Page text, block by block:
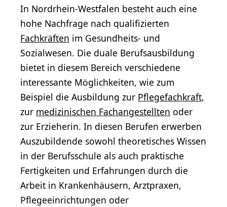
In Nordrhein-Westfalen besteht auch eine
hohe Nachfrage nach qualifizierten
Fachkräften im Gesundheits- und
Sozialwesen. Die duale Berufsausbildung
bietet in diesem Bereich verschiedene
interessante Möglichkeiten, wie zum
Beispiel die Ausbildung zur Pflegefachkraft,
zur medizinischen Fachangestellten oder
zur Erzieherin. In diesen Berufen erwerben
Auszubildende sowohl theoretisches Wissen
in der Berufsschule als auch praktische
Fertigkeiten und Erfahrungen durch die
Arbeit in Krankenhäusern, Arztpraxen,
Pflegeeinrichtungen oder